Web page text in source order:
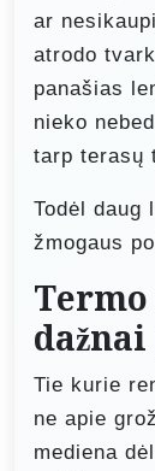
ar
atrodo
panašias
nieko
tarp terasų
Todėl daug
žmogaus
Termo
Tie kurie
ne apie
mediena